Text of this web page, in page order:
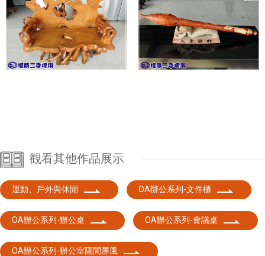
觀看其他作品展示
運動、戶外與休閒 OA辦公系列-文件櫃
OA辦公系列-辦公桌 OA辦公系列-會議桌
OA辦公系列-辦公室隔間屏風